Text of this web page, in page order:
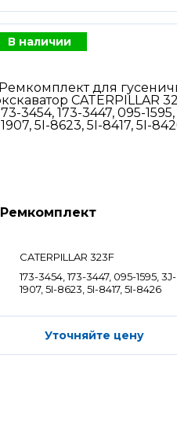
В наличии
Ремкомплект
CATERPILLAR 323F
173-3454, 173-3447, 095-1595, 3J-
1907, 5I-8623, 5I-8417, 5I-8426
Уточняйте цену